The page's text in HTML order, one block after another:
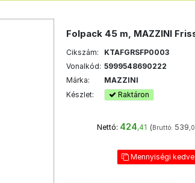
Folpack 45 m, MAZZINI
Cikszám:
KTAFGRSFP0003
Vonalkód: 5999548690222
Márka:
MAZZINI
Készlet:
Raktáron
Nettó: 424,41 (Bruttó: 539
Mennyiségi